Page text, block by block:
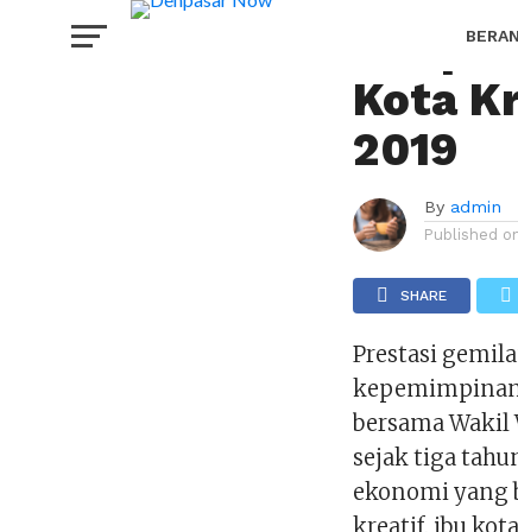
Kota
2019
By admin
Published
SHARE
Prestasi
kepemimpinan
bersama Wakil
sejak tiga
ekonomi yang